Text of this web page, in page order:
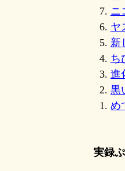
7. ニ
6. ヤ
5. 新
4. ち
3. 進
2. 黒
1. め
実録